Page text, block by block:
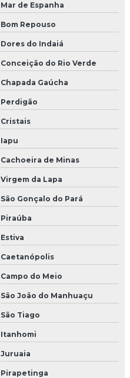
Mar de Espanha
Bom Repouso
Dores do Indaiá
Conceição do Rio Verde
Chapada Gaúcha
Perdigão
Cristais
Iapu
Cachoeira de Minas
Virgem da Lapa
São Gonçalo do Pará
Piraúba
Estiva
Caetanópolis
Campo do Meio
São João do Manhuaçu
São Tiago
Itanhomi
Juruaia
Pirapetinga